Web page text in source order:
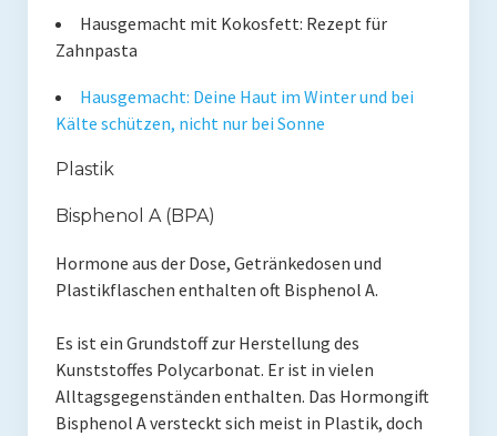
Hausgemacht mit Kokosfett: Rezept für
Zahnpasta
Hausgemacht: Deine Haut im Winter und bei
Kälte schützen, nicht nur bei Sonne
Plastik
Bisphenol A (BPA)
Hormone aus der Dose, Getränkedosen und
Plastikflaschen enthalten oft Bisphenol A.
Es ist ein Grundstoff zur Herstellung des
Kunststoffes Polycarbonat. Er ist in vielen
Alltagsgegenständen enthalten. Das Hormongift
Bisphenol A versteckt sich meist in Plastik, doch